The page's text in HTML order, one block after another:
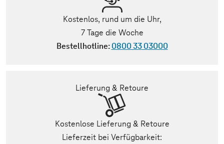
Kostenlos, rund um die Uhr,
7 Tage die Woche
Bestellhotline:0800 33 03000
Lieferung & Retoure
Kostenlose Lieferung & Retoure
Lieferzeit bei Verfügbarkeit: